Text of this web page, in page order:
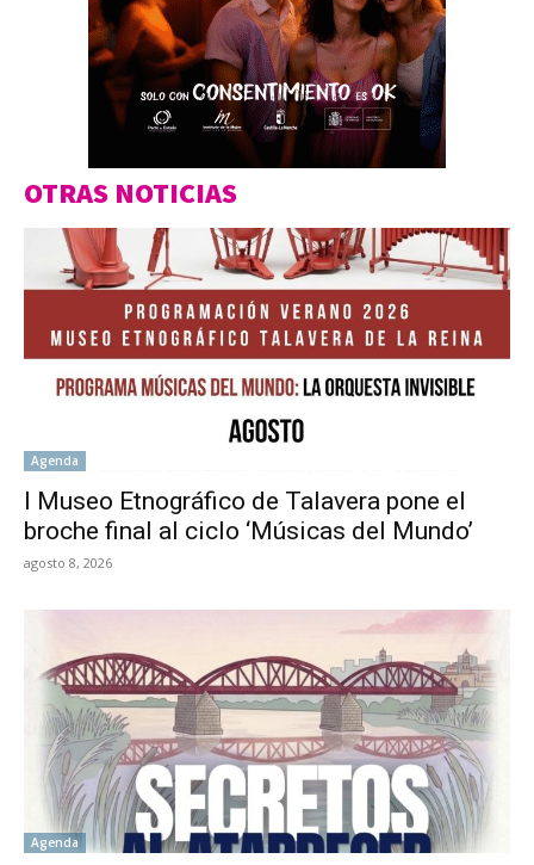
OTRAS NOTICIAS
Agenda
l Museo Etnográfico de Talavera pone el
broche final al ciclo ‘Músicas del Mundo’
agosto 8, 2026
Agenda